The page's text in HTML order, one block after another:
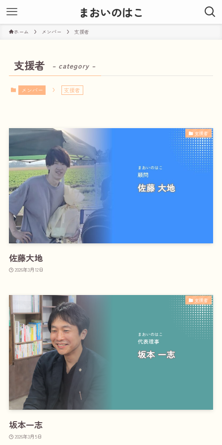
まおいのはこ
ホーム メンバー 支援者
支援者 – category –
メンバー 支援者
支援者
佐藤大地
2026年3月12日
支援者
坂本一志
2026年3月5日